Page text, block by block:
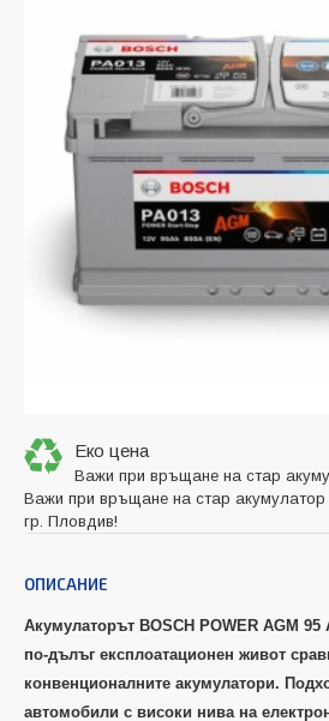
Еко цена
Важи при връщане на стар
Важи при връщане на стар
гр. Пловдив!
ОПИСАНИЕ
Акумулаторът BOSCH POWER AGM 95
по-дълъг експлоатационен живот
конвенционалните акумулатори.
автомобили с високи нива на